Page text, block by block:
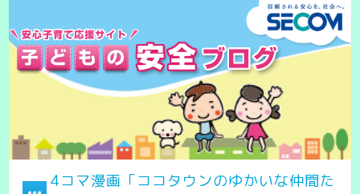
4コマ漫画「ココタウンのゆかいな仲間た